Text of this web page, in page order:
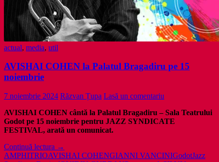
actual, media, util
AVISHAI COHEN la Palatul Bragadiru pe 15
noiembrie
7 noiembrie 2024 Răzvan Țupa Lasă un comentariu
AVISHAI COHEN cântă la Palatul Bragadiru – Sala Teatrului
Godot pe 15 noiembrie pentru JAZZ SYNDICATE
FESTIVAL, arată un comunicat.
Continuă lectura AVISHAI
COHEN
→
AMPHITRIOAVISHAI COHENGIANNI VANCINIGodotJazz